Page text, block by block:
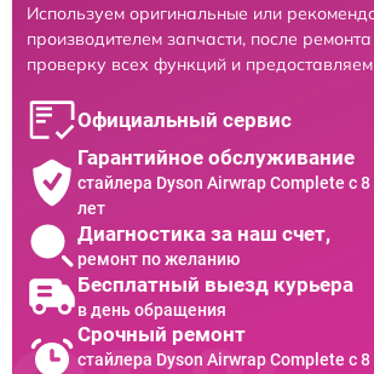
Используем оригинальные или
производителем запчасти, после
проверку всех функций и
Официальный сервис
Гарантийное обслуживание
стайлера Dyson Airwrap Complete с
лет
Диагностика за наш счет,
ремонт по желанию
Бесплатный выезд курьера
в день обращения
Срочный ремонт
стайлера Dyson Airwrap Complete с